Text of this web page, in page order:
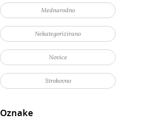
Mednarodno
Nekategorizirano
Novice
Strokovno
Oznake